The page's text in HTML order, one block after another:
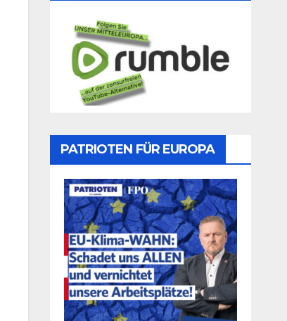
PATRIOTEN FÜR EUROPA